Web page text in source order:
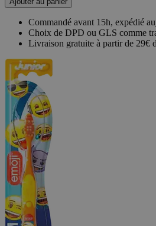
Commandé avant 15h, expédié
Choix de DPD ou GLS comme
Livraison gratuite à partir de 29€